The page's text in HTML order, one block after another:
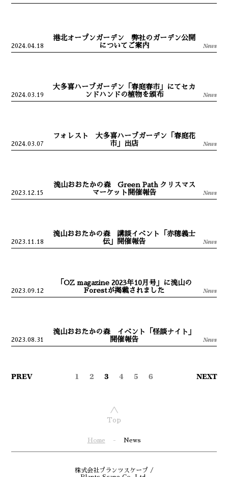
2024.04.18
港北オープンガーデン 弊社のガーデン公開
についてご案内
News
2024.03.19
大多喜ハーブガーデン「春庭春市」にてセカ
ンドハンドの植物を頒布
News
2024.03.07
フォレスト 大多喜ハーブガーデン「春庭花
市」出店
News
2023.12.15
流山おおたかの森 Green Path クリスマス
マーケット開催報告
News
2023.11.18
流山おおたかの森 講談イベント「赤穂義士
伝」開催報告
News
2023.09.12
「OZ magazine 2023年10月号」に流山の
Forestが掲載されました
News
2023.08.31
流山おおたかの森 イベント「怪談ナイト」
開催報告
News
PREV 1 2 3 4 5 6 NEXT
Top
Home News
株式会社プランツスケープ /